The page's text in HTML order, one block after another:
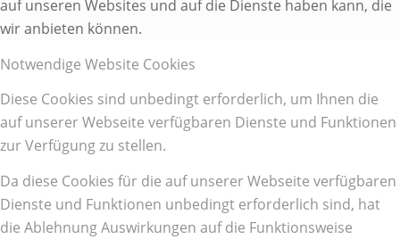
auf unseren Websites und auf die Dienste haben kann, die
wir anbieten können.
Notwendige Website Cookies
Diese Cookies sind unbedingt erforderlich, um Ihnen die
auf unserer Webseite verfügbaren Dienste und Funktionen
zur Verfügung zu stellen.
Da diese Cookies für die auf unserer Webseite verfügbaren
Dienste und Funktionen unbedingt erforderlich sind, hat
die Ablehnung Auswirkungen auf die Funktionsweise